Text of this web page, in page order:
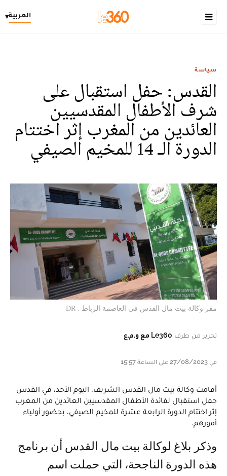
العربية▾
سياسة
القدس: حفل استقبال على
شرف الأطفال المقدسيين
العائدين من المغرب إثر اختتام
الدورة الـ 14 للمخيم الصيفي
مقر وكالة بيت مال القدس في العاصمة الرباط . DR
تحرير من طرف Le360 مع و.م.ع
في 27/08/2023 على الساعة 15:57
أقامت وكالة بيت مال القدس الشريف، اليوم الأحد، في القدس
حفل استقبال لفائدة الأطفال المقدسيين العائدين من المغرب
إثر اختتام الدورة الرابعة عشرة للمخيم الصيفي، بحضور أولياء
أمورهم.
وذكر بلاغ لوكالة بيت مال القدس أن برنامج
هذه الدورة الناجحة، التي حملت اسم